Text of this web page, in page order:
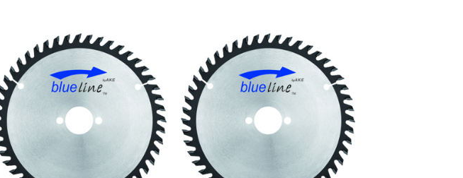
hinzufügen
hinzufügen